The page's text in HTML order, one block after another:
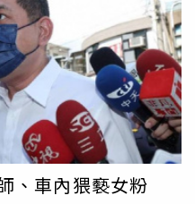
案件，若後續經法院判決
撤銷。報導補充，黃子佼
圈，曾主持金鐘獎等大型
院邀請，擔任國民法官制
隔年 MeToo 事件延燒期
女，雖檢方調查後未予起
，發現內含大量未成年性
，並繳交國庫120萬元及
社會輿論強烈反彈，最
、車內猥褻女粉